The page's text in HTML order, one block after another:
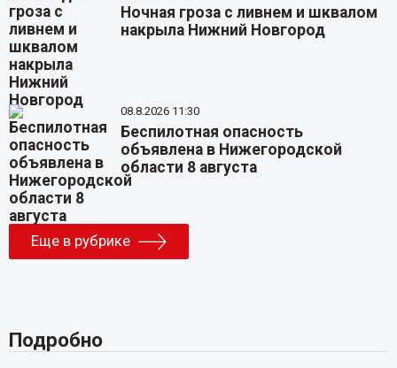
Ночная гроза с ливнем и шквалом
накрыла Нижний Новгород
08.8.2026 11:30
Беспилотная опасность
объявлена в Нижегородской
области 8 августа
Еще в рубрике
Подробно